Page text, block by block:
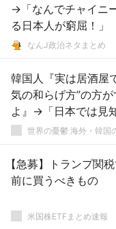
→「なんでチャイニ
る日本人が窮屈！」
なんJ政治ネタまとめ
韓国人『実は居酒屋
気の和らげ方”の方
よ』→「日本では見
ですか？」
世界の憂鬱 海外・韓国
【急募】トランプ関
前に買うべきもの
米国株ETFまとめ速報